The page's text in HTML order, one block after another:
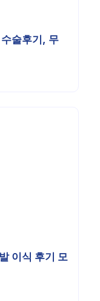
술후기, 무
이식 후기 모